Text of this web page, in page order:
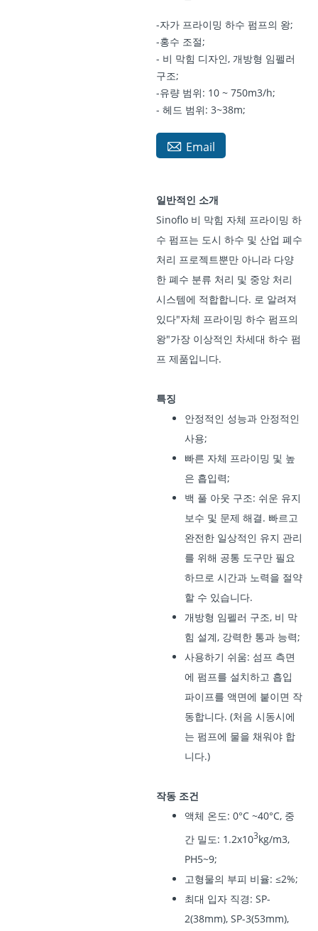
-자가 프라이밍 하수 펌프의 왕;
-홍수 조절;
- 비 막힘 디자인, 개방형 임펠러
구조;
-유량 범위: 10 ~ 750m3/h;
- 헤드 범위: 3~38m;
 Email
일반적인 소개
Sinoflo 비 막힘 자체 프라이밍 하
수 펌프는 도시 하수 및 산업 폐수
처리 프로젝트뿐만 아니라 다양
한 폐수 분류 처리 및 중앙 처리
시스템에 적합합니다. 로 알려져
있다"자체 프라이밍 하수 펌프의
왕"가장 이상적인 차세대 하수 펌
프 제품입니다.
특징
안정적인 성능과 안정적인
사용;
빠른 자체 프라이밍 및 높
은 흡입력;
백 풀 아웃 구조: 쉬운 유지
보수 및 문제 해결. 빠르고
완전한 일상적인 유지 관리
를 위해 공통 도구만 필요
하므로 시간과 노력을 절약
할 수 있습니다.
개방형 임펠러 구조, 비 막
힘 설계, 강력한 통과 능력;
사용하기 쉬움: 섬프 측면
에 펌프를 설치하고 흡입
파이프를 액면에 붙이면 작
동합니다. (처음 시동시에
는 펌프에 물을 채워야 합
니다.)
작동 조건
액체 온도: 0°C ~40°C, 중
간 밀도: 1.2x103kg/m3,
PH5~9;
고형물의 부피 비율: ≤2%;
최대 입자 직경: SP-
2(38mm), SP-3(53mm),